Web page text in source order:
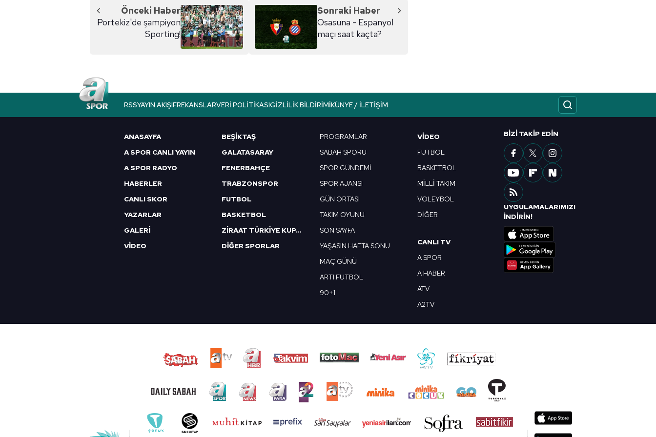
Önceki Haber
Portekiz'de şampiyon
Sporting!
Sonraki Haber
Osasuna - Espanyol
maçı saat kaçta?
RSSYAYIN AKIŞIFREKANSLARVERI POLITIKASIGIZLILIK BILDIRIMIKÜNYE / İLETIŞIM
ANASAYFA
A SPOR CANLI YAYIN
A SPOR RADYO
HABERLER
CANLI SKOR
YAZARLAR
GALERİ
VİDEO
BEŞİKTAŞ
GALATASARAY
FENERBAHÇE
TRABZONSPOR
FUTBOL
BASKETBOL
ZİRAAT TÜRKİYE KUPASI
DİĞER SPORLAR
PROGRAMLAR
SABAH SPORU
SPOR GÜNDEMİ
SPOR AJANSI
GÜN ORTASI
TAKIM OYUNU
SON SAYFA
YAŞASIN HAFTA SONU
MAÇ GÜNÜ
ARTI FUTBOL
90+1
VIDEO
FUTBOL
BASKETBOL
MİLLİ TAKIM
VOLEYBOL
DİĞER
CANLI TV
A SPOR
A HABER
ATV
A2TV
BIZI TAKIP EDIN
UYGULAMALARIMIZI
İNDİRİN!